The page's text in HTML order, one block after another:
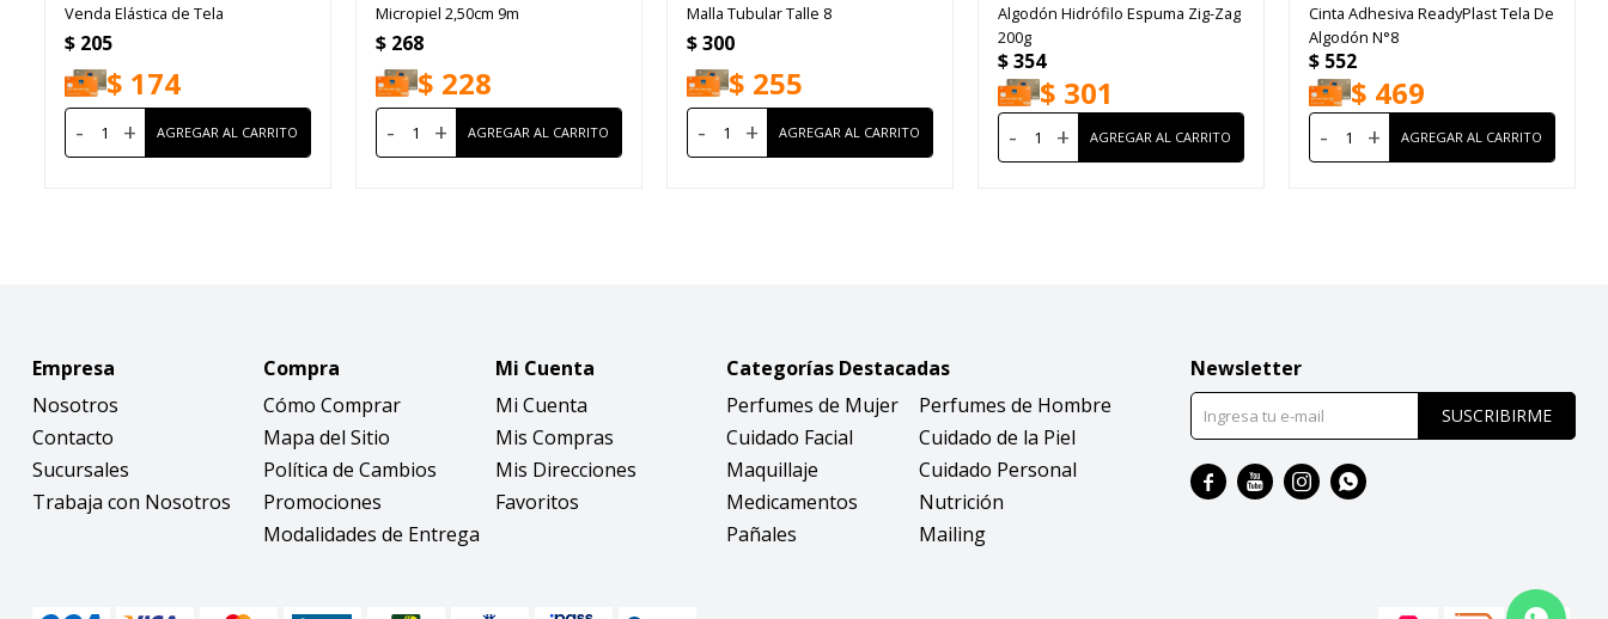
Venda Elástica de Tela
$ 205
$ 174
- +
Micropiel 2,50cm 9m
$ 268
$ 228
- +
Malla Tubular Talle 8
$300
$ 255
- +
Algodón Hidrófilo Espuma Zig-Zag
200g
$354
$ 301
- +
Cinta Adhesiva ReadyPlast Tela De
Algodón N°8
$ 552
$ 469
- +
Empresa
Nosotros
Contacto
Sucursales
Trabaja con Nosotros
Compra
Cómo Comprar
Mapa del Sitio
Política de Cambios
Promociones
Modalidades de Entrega
Mi Cuenta
Mi Cuenta
Mis Compras
Mis Direcciones
Favoritos
Categorías Destacadas
Perfumes de Mujer
Perfumes de Hombre
Cuidado Facial
Cuidado de la Piel
Maquillaje
Cuidado Personal
Medicamentos
Nutrición
Pañales
Mailing
Newsletter
SUSCRIBIRME
   